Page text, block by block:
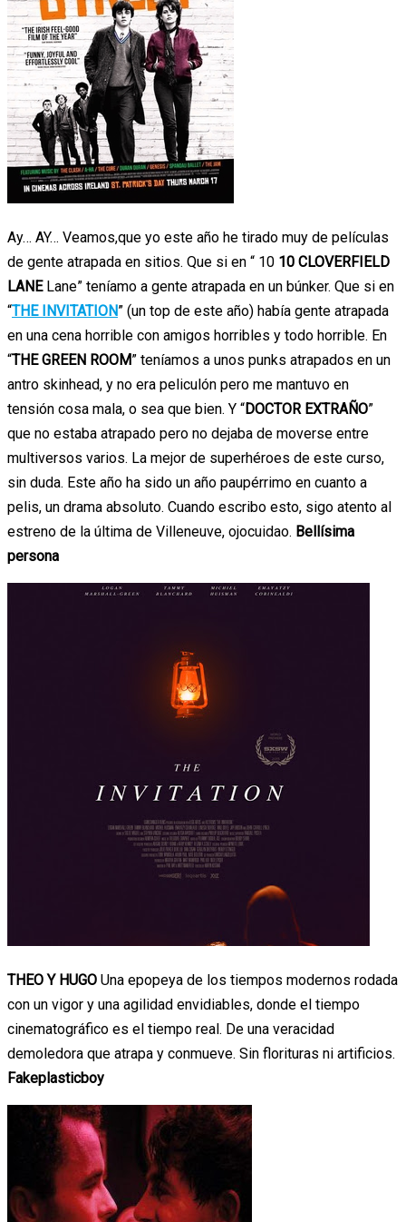
Ay… AY… Veamos,que yo este año he tirado muy de películas
de gente atrapada en sitios. Que si en “ 10 10 CLOVERFIELD
LANELane” teníamo a gente atrapada en un búnker. Que si en
“THE INVITATION” (un top de este año) había gente atrapada
en una cena horrible con amigos horribles y todo horrible. En
“THE GREEN ROOM” teníamos a unos punks atrapados en un
antro skinhead, y no era peliculón pero me mantuvo en
tensión cosa mala, o sea que bien. Y “DOCTOR EXTRAÑO”
que no estaba atrapado pero no dejaba de moverse entre
multiversos varios. La mejor de superhéroes de este curso,
sin duda. Este año ha sido un año paupérrimo en cuanto a
pelis, un drama absoluto. Cuando escribo esto, sigo atento al
estreno de la última de Villeneuve, ojocuidao. Bellísima
persona
THEO Y HUGO Una epopeya de los tiempos modernos rodada
con un vigor y una agilidad envidiables, donde el tiempo
cinematográfico es el tiempo real. De una veracidad
demoledora que atrapa y conmueve. Sin florituras ni artificios.
Fakeplasticboy